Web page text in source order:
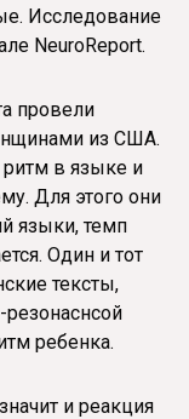
Исследование
NeuroReport.
провели
из США.
ритм в языке и
Для этого они
языки, темп
Один и тот
тексты,
ребенка.
и реакция